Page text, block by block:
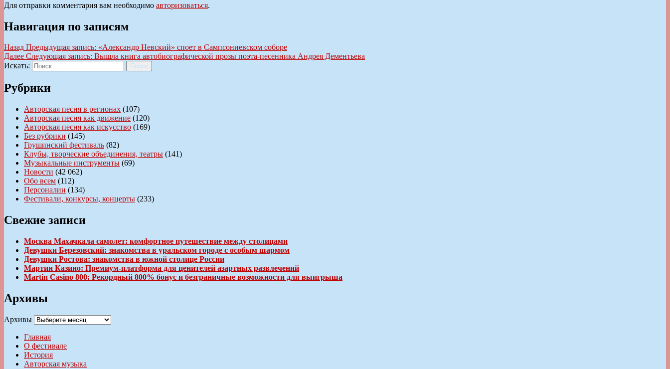
Для отправки комментария вам необходимо авторизоваться.
Навигация по записям
Назад Предыдущая запись: «Александр Невский» споет в Сампсониевском соборе
Далее Следующая запись: Вышла книга автобиографической прозы поэта-песенника Андрея Дементьева
Искать:
Поиск
Рубрики
Авторская песня в регионах (107)
Авторская песня как движение (120)
Авторская песня как искусство (169)
Без рубрики (145)
Грушинский фестиваль (82)
Клубы, творческие объединения, театры (141)
Музыкальные инструменты (69)
Новости (42 062)
Обо всем (112)
Персоналии (134)
Фестивали, конкурсы, концерты (233)
Свежие записи
Москва Махачкала самолет: комфортное путешествие между столицами
Девушки Березовский: знакомства в уральском городе с особым шармом
Девушки Ростова: знакомства в южной столице России
Мартин Казино: Премиум-платформа для ценителей азартных развлечений
Martin Casino 800: Рекордный 800% бонус и безграничные возможности для выигрыша
Архивы
Архивы
Главная
О фестивале
История
Авторская музыка